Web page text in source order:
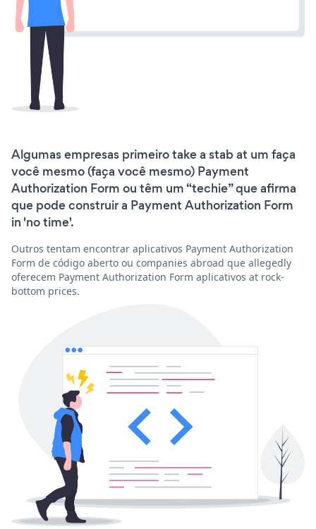
Algumas empresas primeiro take a stab at um faça
você mesmo (faça você mesmo) Payment
Authorization Form ou têm um “techie” que afirma
que pode construir a Payment Authorization Form
in 'no time'.
Outros tentam encontrar aplicativos Payment Authorization
Form de código aberto ou companies abroad que allegedly
oferecem Payment Authorization Form aplicativos at rock-
bottom prices.